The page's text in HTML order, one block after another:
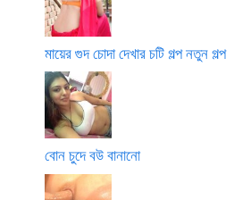
মায়ের গুদ চোদা দেখার চটি গল্প নতুন গল্প
বোন চুদে বউ বানানো